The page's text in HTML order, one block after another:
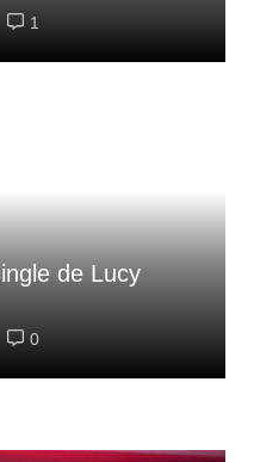
1
de Lucy
0